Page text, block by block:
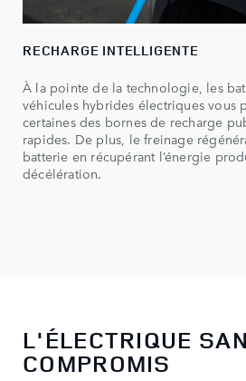
RECHARGE INTELLIGENTE
À la pointe de la technologie, les
véhicules hybrides électriques vous
certaines des bornes de recharge
rapides. De plus, le freinage
batterie en récupérant l’énergie
décélération.
L'ÉLECTRIQUE
COMPROMIS